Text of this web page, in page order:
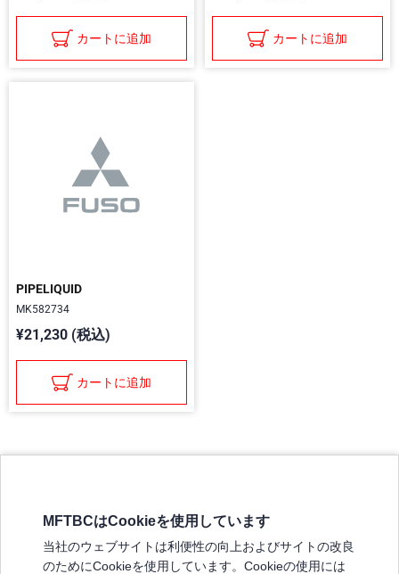
カートに追加 カートに追加
PIPELIQUID
MK582734
¥21,230 (税込)
カートに追加
弊社の製品について
MFTBCはCookieを使用しています
当社のウェブサイトは利便性の向上およびサイトの改良
のためにCookieを使用しています。Cookieの使用には